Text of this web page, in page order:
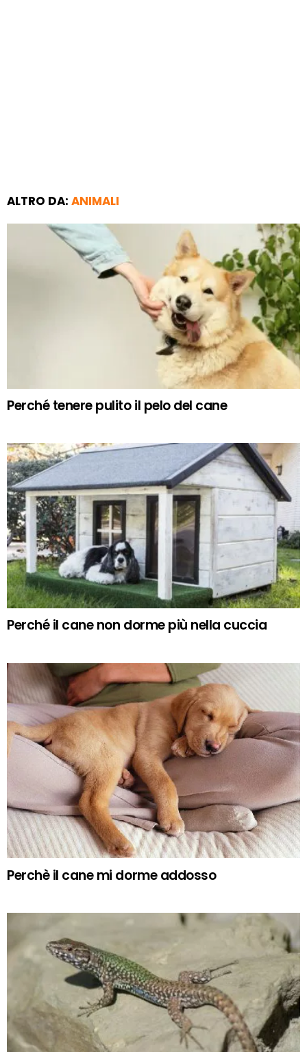
ALTRO DA: ANIMALI
Perché tenere pulito il pelo del cane
Perché il cane non dorme più nella cuccia
Perchè il cane mi dorme addosso